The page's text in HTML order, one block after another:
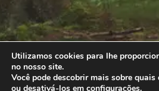
Utilizamos cookies para lhe
no nosso site.
Você pode descobrir mais sobre
ou desativá-los em configurações.